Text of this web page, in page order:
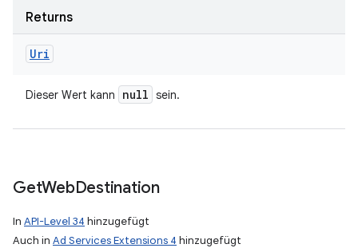
Returns
Uri
Dieser Wert kann null sein.
GetWebDestination
In API-Level 34 hinzugefügt
Auch in Ad Services Extensions 4 hinzugefügt